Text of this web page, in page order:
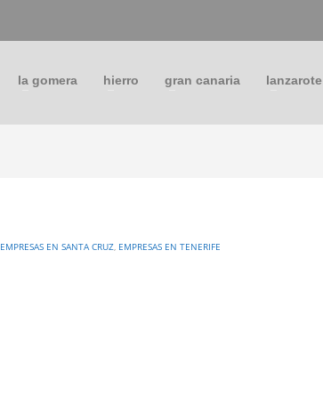
la gomera hierro gran canaria lanzarote
EMPRESAS EN SANTA CRUZ, EMPRESAS EN TENERIFE